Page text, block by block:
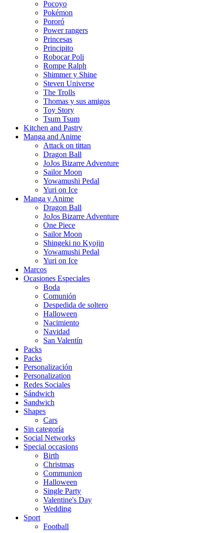
Pocoyo
Pokémon
Pororó
Power rangers
Princesas
Principito
Robocar Poli
Rompe Ralph
Shimmer y Shine
Steven Universe
The Trolls
Thomas y sus amigos
Toy Story
Tsum Tsum
Kitchen and Pastry
Manga and Anime
Attack on tittan
Dragon Ball
JoJos Bizarre Adventure
Sailor Moon
Yowamushi Pedal
Yuri on Ice
Manga y Anime
Dragon Ball
JoJos Bizarre Adventure
One Piece
Sailor Moon
Shingeki no Kyojin
Yowamushi Pedal
Yuri on Ice
Marcos
Ocasiones Especiales
Boda
Comunión
Despedida de soltero
Halloween
Nacimiento
Navidad
San Valentín
Packs
Packs
Personalización
Personalization
Redes Sociales
Sándwich
Sandwich
Shapes
Cars
Sin categoría
Social Networks
Special occasions
Birth
Christmas
Communion
Halloween
Single Party
Valentine's Day
Wedding
Sport
Football